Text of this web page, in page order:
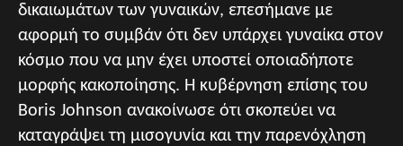
δικαιωμάτων των γυναικών, επεσήμανε με
αφορμή το συμβάν ότι δεν υπάρχει γυναίκα στον
κόσμο που να μην έχει υποστεί οποιαδήποτε
μορφής κακοποίησης. Η κυβέρνηση επίσης του
Boris Johnson ανακοίνωσε ότι σκοπεύει να
καταγράψει τη μισογυνία και την παρενόχληση